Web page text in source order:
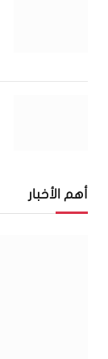
أهم الأخبار